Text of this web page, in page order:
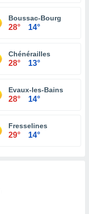
Boussac-Bourg
28° 14°
Chénérailles
28° 13°
Evaux-les-Bains
28° 14°
Fresselines
29° 14°